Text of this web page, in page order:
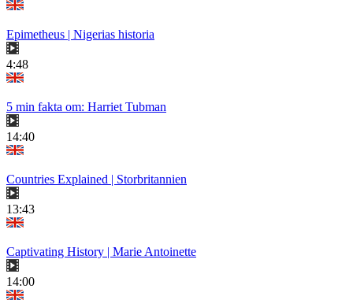
Epimetheus | Nigerias historia
4:48
5 min fakta om: Harriet Tubman
14:40
Countries Explained | Storbritannien
13:43
Captivating History | Marie Antoinette
14:00